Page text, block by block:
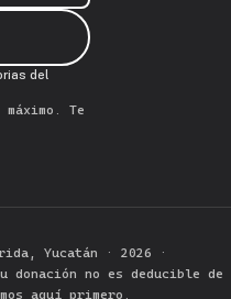
del
Te
Yucatán · 2026 ·
donación no es deducible de
aquí primero.